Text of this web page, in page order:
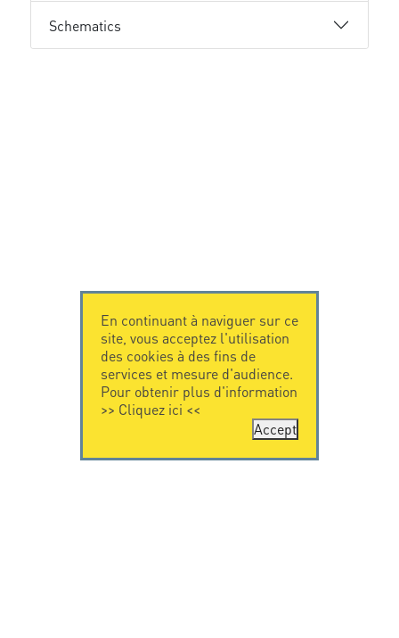
Schematics
En continuant à naviguer sur ce
site, vous acceptez l'utilisation
des cookies à des fins de
services et mesure d'audience.
Pour obtenir plus d'information
>> Cliquez ici <<
Accept